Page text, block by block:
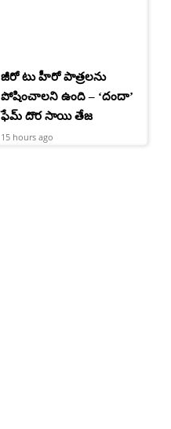
జీరో టు హీరో పాత్రలను
పోషించాలని ఉంది – ‘దందా’
ఫేమ్ దొర సాయి తేజ
15 hours ago